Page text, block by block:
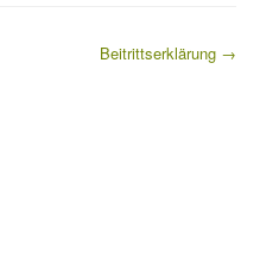
Beitrittserklärung →